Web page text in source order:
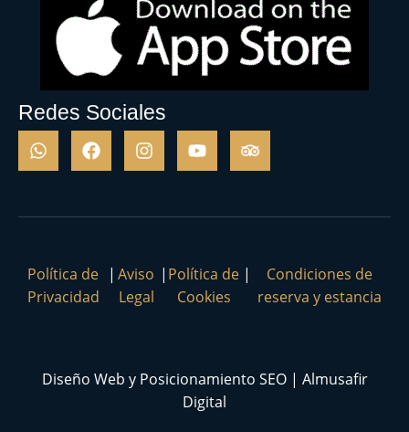
Redes Sociales
Política de
Privacidad
| Aviso
Legal
| Política de
Cookies
|
Condiciones de
reserva y estancia
Diseño Web y Posicionamiento SEO | Almusafir
Digital